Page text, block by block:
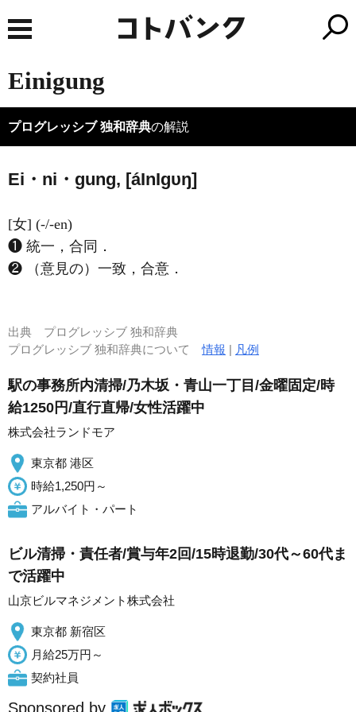
Einigung
プログレッシブ 独和辞典の解説
Ei・ni・gung, [áInIɡυŋ]
[女] (-/-en)
❶ 統一，合同．
❷ （意見の）一致，合意．
出典 プログレッシブ 独和辞典
プログレッシブ 独和辞典について情報 | 凡例
駅の事務所内清掃/乃木坂・青山一丁目/金曜固定/時
給1250円/直行直帰/女性活躍中
株式会社ランドモア
東京都 港区
時給1,250円～
アルバイト・パート
ビル清掃・責任者/賞与年2回/15時退勤/30代～60代ま
で活躍中
山京ビルマネジメント株式会社
東京都 新宿区
月給25万円～
契約社員
Sponsored by